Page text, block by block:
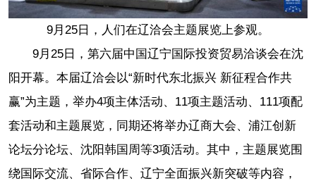
9月25日，人们在辽洽会主题展览上参观。
9月25日，第六届中国辽宁国际投资贸易洽谈会在沈
阳开幕。本届辽洽会以“新时代东北振兴 新征程合作共
赢”为主题，举办4项主体活动、11项主题活动、111项配
套活动和主题展览，同期还将举办辽商大会、浦江创新
论坛分论坛、沈阳韩国周等3项活动。其中，主题展览围
绕国际交流、省际合作、辽宁全面振兴新突破等内容，